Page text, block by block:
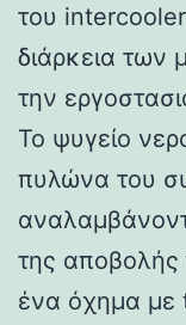
του intercooler
διάρκεια των
την
Το ψυγείο
πυλώνα του
της αποβολής
ένα όχημα με